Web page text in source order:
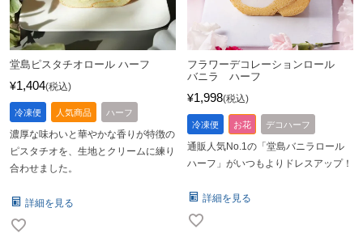
堂島ピスタチオロール ハーフ
¥1,404 税込
冷凍便 人気商品 ハーフ
濃厚な味わいと華やかな香りが特徴の
ピスタチオを、生地とクリームに練り
合わせました。
詳細を見る
フラワーデコレーションロール
バニラ ハーフ
¥1,998 税込
冷凍便 お花 デコハーフ
通販人気No.1の「堂島バニラロール
ハーフ」がいつもよりドレスアップ！
詳細を見る